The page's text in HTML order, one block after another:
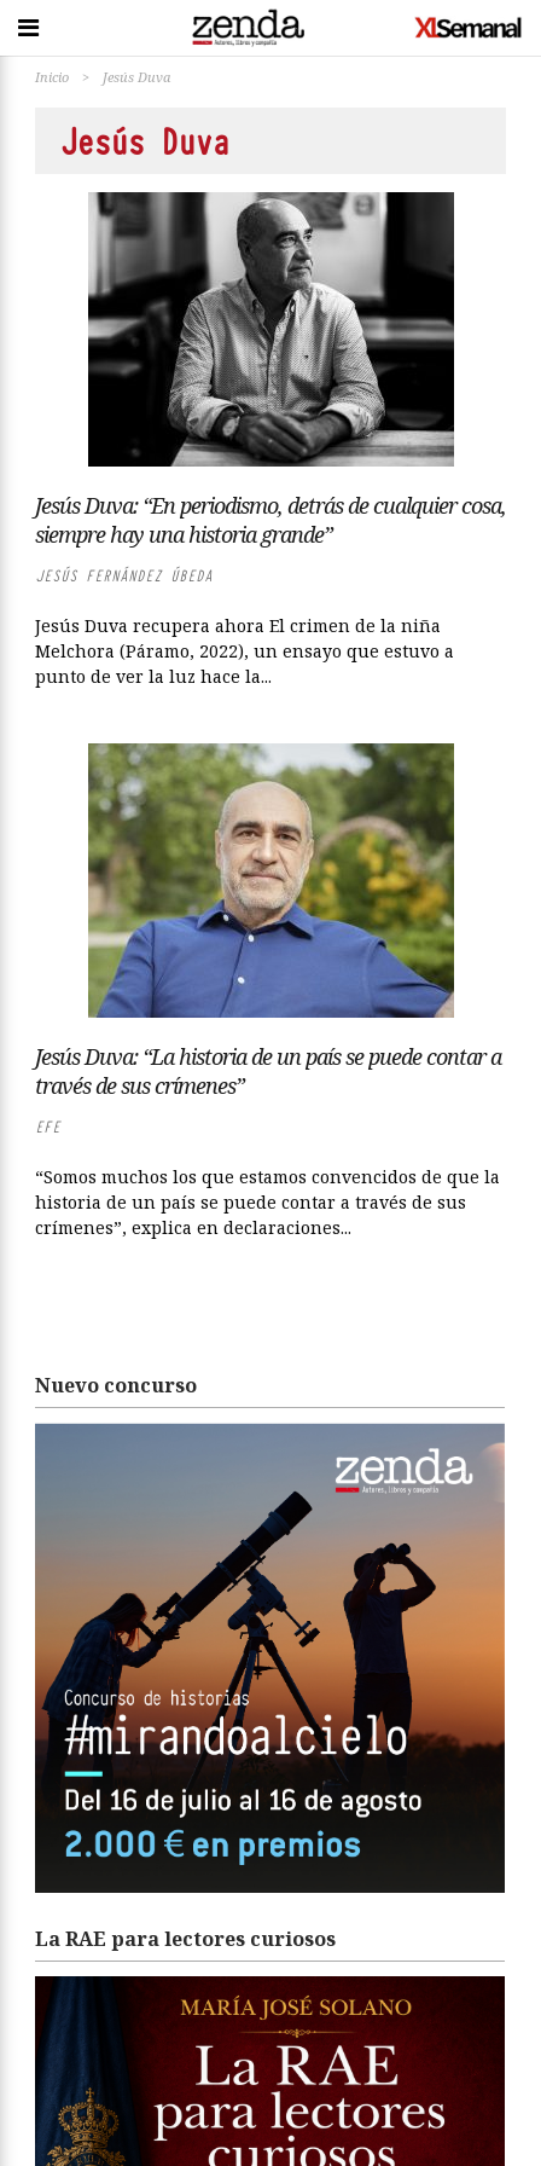
Inicio > Jesús Duva
Jesús Duva
Jesús Duva: “En periodismo, detrás de cualquier cosa,
siempre hay una historia grande”
JESÚS FERNÁNDEZ ÚBEDA
Jesús Duva recupera ahora El crimen de la niña
Melchora (Páramo, 2022), un ensayo que estuvo a
punto de ver la luz hace la...
Jesús Duva: “La historia de un país se puede contar a
través de sus crímenes”
EFE
“Somos muchos los que estamos convencidos de que la
historia de un país se puede contar a través de sus
crímenes”, explica en declaraciones...
Nuevo concurso
La RAE para lectores curiosos